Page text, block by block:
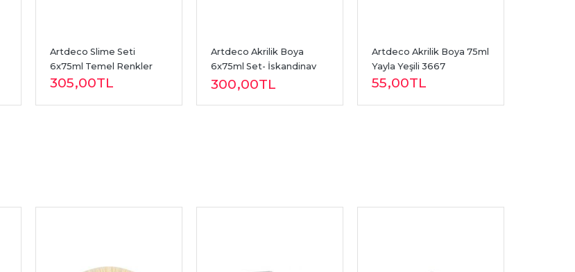
Artdeco Slime Seti
6x75ml Temel Renkler
305,00TL
Artdeco Akrilik Boya
6x75ml Set- İskandinav
Renkler
300,00TL
Artdeco Akrilik Boya 75ml
Yayla Yeşili 3667
55,00TL